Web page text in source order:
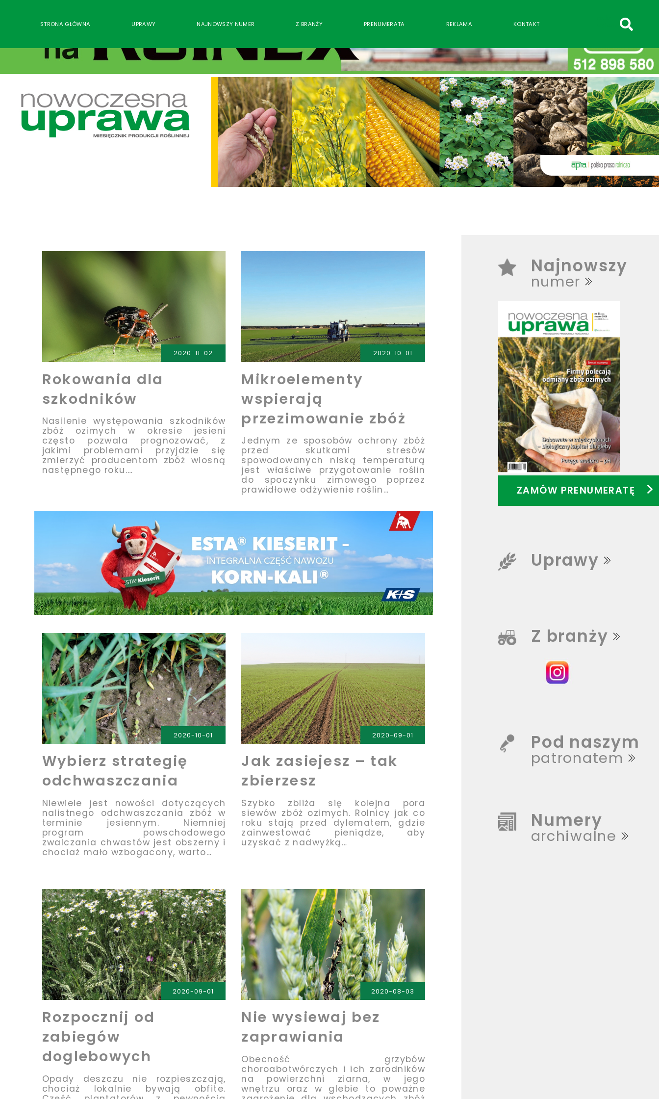
STRONA GŁÓWNA UPRAWY NAJNOWSZY NUMER Z BRANŻY PRENUMERATA REKLAMA KONTAKT
WPISZ CO NAJMNIEJ 3 ZNAKI
2020-11-02
Rokowania dla
szkodników
Nasilenie występowania szkodników
zbóż ozimych w okresie jesieni
często pozwala prognozować, z
jakimi problemami przyjdzie się
zmierzyć producentom zbóż wiosną
następnego roku.…
PRZECZYTAJ
2020-10-01
Mikroelementy
wspierają
przezimowanie zbóż
Jednym ze sposobów ochrony zbóż
przed skutkami stresów
spowodowanych niską temperaturą
jest właściwe przygotowanie roślin
do spoczynku zimowego poprzez
prawidłowe odżywienie roślin…
2020-10-01
Wybierz strategię
odchwaszczania
Niewiele jest nowości dotyczących
nalistnego odchwaszczania zbóż w
terminie jesiennym. Niemniej
program powschodowego
zwalczania chwastów jest obszerny i
chociaż mało wzbogacony, warto…
PRZECZYTAJ
2020-09-01
Jak zasiejesz – tak
zbierzesz
Szybko zbliża się kolejna pora
siewów zbóż ozimych. Rolnicy jak co
roku stają przed dylematem, gdzie
zainwestować pieniądze, aby
uzyskać z nadwyżką…
2020-09-01
Rozpocznij od
zabiegów
doglebowych
Opady deszczu nie rozpieszczają,
chociaż lokalnie bywają obfite.
PRZECZYTAJ
2020-08-03
Nie wysiewaj bez
zaprawiania
Obecność grzybów
choroabotwórczych i ich zarodników
na powierzchni ziarna, w jego
wnętrzu oraz w glebie to poważne
Najnowszy
numer
ZAMÓW PRENUMERATĘ
Uprawy
Z branży
Pod naszym
patronatem
Numery
archiwalne